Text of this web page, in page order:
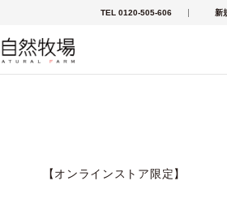
TEL 0120-505-606 新
【オンラインストア限定】